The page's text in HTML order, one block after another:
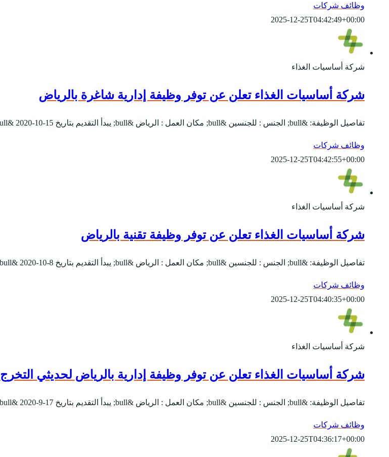
وظائف شركات
2025-12-25T04:42:49+00:00
شركة أساسيات الغذاء
شركة أساسيات الغذاء تعلن عن توفر وظيفة إدارية شاغرة بالرياض
تفاصيل الوظيفة: &bull; الجنس : للجنسين &bull; مكان العمل : الرياض &bull; يبدأ التقديم بتاريخ 15-10-2020 &bull; ينتهي التقديم بتاريخ 15-11-2020 المسمى الوظيفي:-...
وظائف شركات
2025-12-25T04:42:55+00:00
شركة أساسيات الغذاء
شركة أساسيات الغذاء تعلن عن توفر وظيفة تقنية بالرياض
تفاصيل الوظيفة: &bull; الجنس : للجنسين &bull; مكان العمل : الرياض &bull; يبدأ التقديم بتاريخ 8-10-2020 &bull; ينتهي التقديم بتاريخ 8-11-2020 المسمى الوظيفي:- -...
وظائف شركات
2025-12-25T04:40:35+00:00
شركة أساسيات الغذاء
شركة أساسيات الغذاء تعلن عن توفر وظيفة إدارية بالرياض لحديثي التخرج
تفاصيل الوظيفة: &bull; الجنس : للجنسين &bull; مكان العمل : الرياض &bull; يبدأ التقديم بتاريخ 17-9-2020 &bull; ينتهي التقديم بتاريخ 17-10-2020 المسمى الوظيفي:- -...
وظائف شركات
2025-12-25T04:36:17+00:00